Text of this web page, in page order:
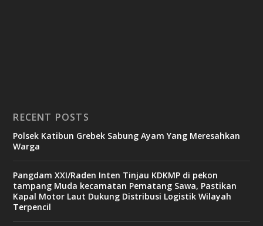
RECENT POSTS
Polsek Katibun Grebek Sabung Ayam Yang Meresahkan
Warga
Pangdam XXI/Raden Inten Tinjau KDKMP di pekon
tampang Muda kecamatan Pematang Sawa, Pastikan
Kapal Motor Laut Dukung Distribusi Logistik Wilayah
Terpencil